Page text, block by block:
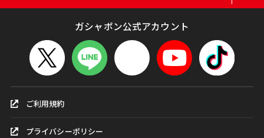
ガシャポン公式アカウント
ご利用規約
プライバシーポリシー